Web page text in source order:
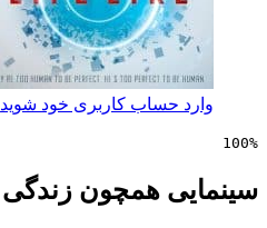
وارد حساب کاربری خود شوید
100%
سینمایی همچون زندگی